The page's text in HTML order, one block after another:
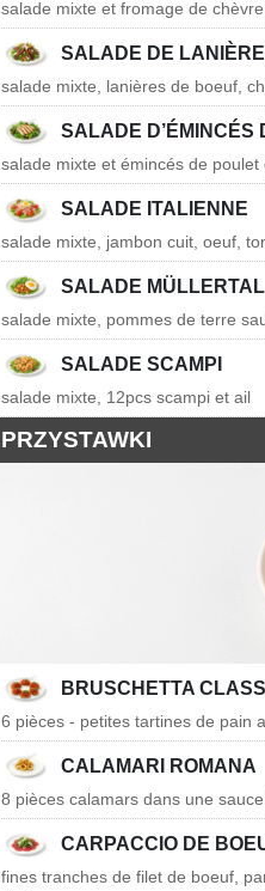
salade mixte et fromage de
SALADE DE
salade mixte, lanières de boeuf,
SALADE D’ÉMINCÉS
salade mixte et émincés de poulet
SALADE ITALIENNE
salade mixte, jambon cuit, oeuf,
SALADE MÜLLERTAL
salade mixte, pommes de terre
SALADE SCAMPI
salade mixte, 12pcs scampi et ail
PRZYSTAWKI
BRUSCHETTA
6 pièces - petites tartines de pain
CALAMARI ROMANA
8 pièces calamars dans une
CARPACCIO DE
fines tranches de filet de boeuf,